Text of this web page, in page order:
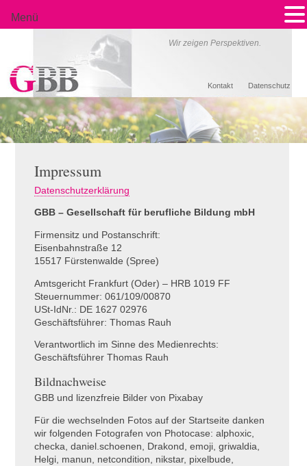
Wir zeigen Perspektiven.
Kontakt Datenschutz
Impressum
Datenschutzerklärung
GBB – Gesellschaft für berufliche Bildung mbH
Firmensitz und Postanschrift:
Eisenbahnstraße 12
15517 Fürstenwalde (Spree)
Amtsgericht Frankfurt (Oder) – HRB1019 FF
Steuernummer: 061/109/00870
USt-IdNr.: DE 1627 02976
Geschäftsführer: Thomas Rauh
Verantwortlich im Sinne des Medienrechts:
Geschäftsführer Thomas Rauh
Bildnachweise
GBB und lizenzfreie Bilder von Pixabay
Für die wechselnden Fotos auf der Startseite danken
wir folgenden Fotografen von Photocase: alphoxic,
checka, daniel.schoenen, Drakond, emoji, griwaldia,
Helgi, manun, netcondition, nikstar, pixelbude,
Menü